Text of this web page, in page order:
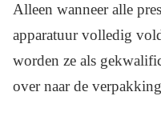
Alleen wanneer alle
apparatuur volledig
worden ze als
over naar de